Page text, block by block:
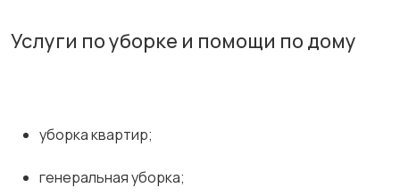
Услуги по уборке и помощи по дому
уборка квартир;
генеральная уборка;